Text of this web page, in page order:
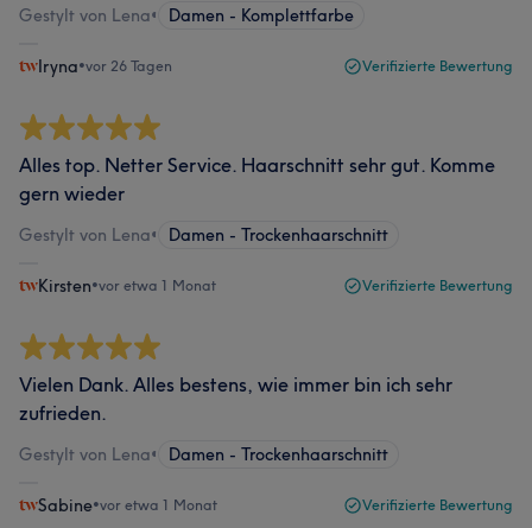
Gestylt von Lena• Damen - Komplettfarbe
Iryna•vor 26 Tagen Verifizierte Bewertung
Alles top. Netter Service. Haarschnitt sehr gut. Komme
gern wieder
Gestylt von Lena• Damen - Trockenhaarschnitt
Kirsten•vor etwa 1 Monat Verifizierte Bewertung
Vielen Dank. Alles bestens, wie immer bin ich sehr
zufrieden.
Gestylt von Lena• Damen - Trockenhaarschnitt
Sabine•vor etwa 1 Monat Verifizierte Bewertung